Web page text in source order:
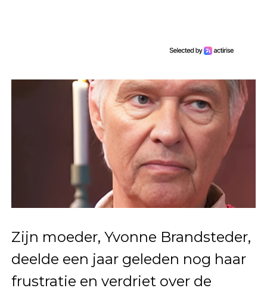
Zijn moeder, Yvonne Brandsteder,
deelde een jaar geleden nog haar
frustratie en verdriet over de